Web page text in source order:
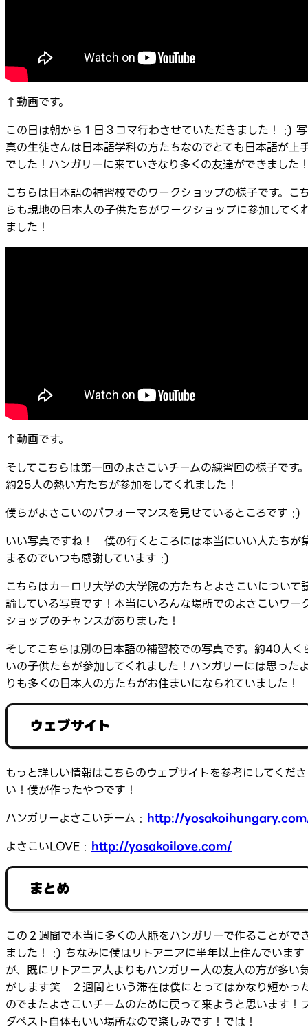
↑動画です。
この日は朝から１日３コマ行わさせていただきました！ :) 写
真の生徒さんは日本語学科の方たちなのでとても日本語が上
でした！ハンガリーに来ていきなり多くの友達ができました
こちらは日本語の補習校でのワークショップの様子です。こ
らも現地の日本人の子供たちがワークショップに参加してく
ました！
↑動画です。
そしてこちらは第一回のよさこいチームの練習回の様子です。
約25人の熱い方たちが参加をしてくれました！
僕らがよさこいのパフォーマンスを見せているところです :)
いい写真ですね！ 僕の行くところには本当にいい人たちが
まるのでいつも感謝しています :)
こちらはカーロリ大学の大学院の方たちとよさこいについて
論している写真です！本当にいろんな場所でのよさこいワー
ショップのチャンスがありました！
そしてこちらは別の日本語の補習校での写真です。約40人く
いの子供たちが参加してくれました！ハンガリーには思った
りも多くの日本人の方たちがお住まいになられていました！
ウェブサイト
もっと詳しい情報はこちらのウェブサイトを参考にしてくださ
い！僕が作ったやつです！
ハンガリーよさこいチーム : http://
よさこいLOVE : http://yosakoilove.com/
まとめ
この２週間で本当に多くの人脈をハンガリーで作ることがで
ました！ :) ちなみに僕はリトアニアに半年以上住んでいます
が、既にリトアニア人よりもハンガリー人の友人の方が多い
がします笑 ２週間という滞在は僕にとってはかなり短かっ
のでまたよさこいチームのために戻って来ようと思います！
ダペスト自体もいい場所なので楽しみです！では！